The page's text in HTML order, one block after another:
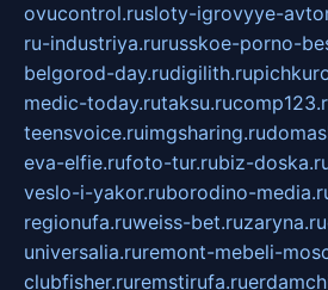
ovucontrol.rusloty-igrovyye-
ru-industriya.rurusskoe-porno-
belgorod-day.rudigilith.ru
medic-today.rutaksu.ru
teensvoice.ruimgsharing.ru
eva-elfie.rufoto-tur.rubiz-
veslo-i-yakor.ruborodino-
regionufa.ruweiss-bet.ruzaryna.ru
universalia.ruremont-mebeli-
clubfisher.ruremstirufa.ru